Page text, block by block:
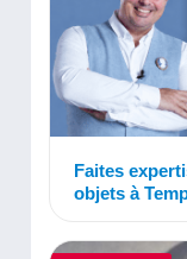
Faites
objets à